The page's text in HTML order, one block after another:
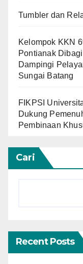
Tumbler dan
Kelompok KKN
Pontianak
Dampingi
Sungai Batang
FIKPSI
Dukung
Pembinaan
Cari
Recent Posts